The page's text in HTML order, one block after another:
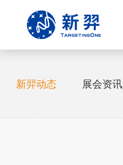
新羿动态 展会资讯